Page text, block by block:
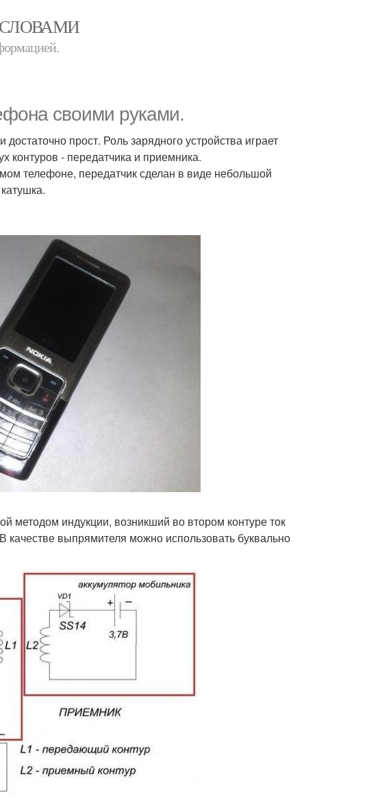
своими руками.
прост. Роль зарядного устройства играет
контуров - передатчика и приемника.
телефоне, передатчик сделан в виде небольшой
методом индукции, возникший во втором контуре ток
качестве выпрямителя можно использовать буквально